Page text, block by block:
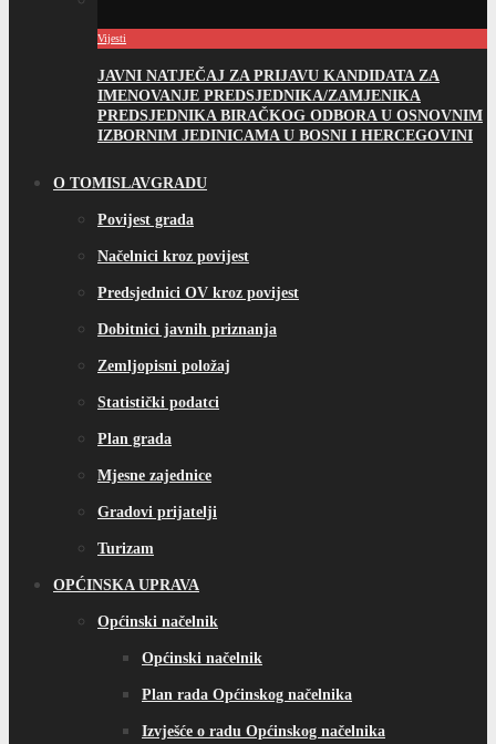
Vijesti
JAVNI NATJEČAJ ZA PRIJAVU KANDIDATA ZA
IMENOVANJE PREDSJEDNIKA/ZAMJENIKA
PREDSJEDNIKA BIRAČKOG ODBORA U OSNOVNIM
IZBORNIM JEDINICAMA U BOSNI I HERCEGOVINI
O TOMISLAVGRADU
Povijest grada
Načelnici kroz povijest
Predsjednici OV kroz povijest
Dobitnici javnih priznanja
Zemljopisni položaj
Statistički podatci
Plan grada
Mjesne zajednice
Gradovi prijatelji
Turizam
OPĆINSKA UPRAVA
Općinski načelnik
Općinski načelnik
Plan rada Općinskog načelnika
Izvješće o radu Općinskog načelnika